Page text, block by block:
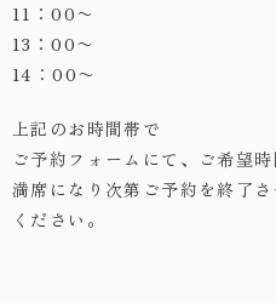
11：00〜
13：00〜
14：00〜
上記のお時間帯で
ご予約フォームにて、ご希望
満席になり次第ご予約を終了
ください。